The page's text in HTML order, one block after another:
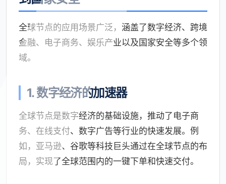
全球节点的应用场景广泛，涵盖了数字经济、跨境
金融、电子商务、娱乐产业以及国家安全等多个领
域。
1. 数字经济的加速器
全球节点是数字经济的基础设施，推动了电子商
务、在线支付、数字广告等行业的快速发展。例
如，亚马逊、谷歌等科技巨头通过在全球节点的布
局，实现了全球范围内的一键下单和快速交付。